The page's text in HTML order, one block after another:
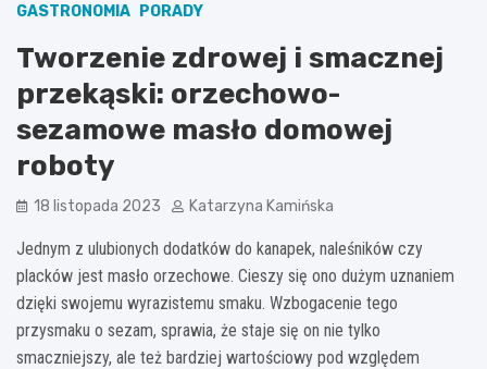
GASTRONOMIA PORADY
Tworzenie zdrowej i smacznej
przekąski: orzechowo-
sezamowe masło domowej
roboty
18 listopada 2023 Katarzyna Kamińska
Jednym z ulubionych dodatków do kanapek, naleśników czy
placków jest masło orzechowe. Cieszy się ono dużym uznaniem
dzięki swojemu wyrazistemu smaku. Wzbogacenie tego
przysmaku o sezam, sprawia, że staje się on nie tylko
smaczniejszy, ale też bardziej wartościowy pod względem